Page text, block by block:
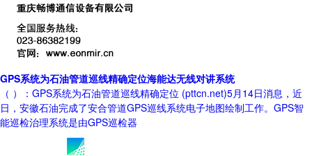
GPS系统为石油管道巡线精确定位海能达无线对讲系统
（ ）：GPS系统为石油管道巡线精确定位 (pttcn.net)5月14日消息，近
日，安徽石油完成了安合管道GPS巡线系统电子地图绘制工作。GPS智
能巡检治理系统是由GPS巡检器